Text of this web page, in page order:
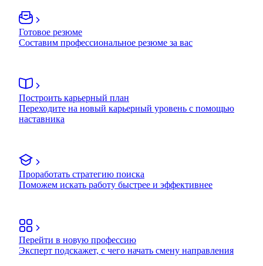
Готовое резюме
Составим профессиональное резюме за вас
Построить карьерный план
Переходите на новый карьерный уровень с помощью
наставника
Проработать стратегию поиска
Поможем искать работу быстрее и эффективнее
Перейти в новую профессию
Эксперт подскажет, с чего начать смену направления